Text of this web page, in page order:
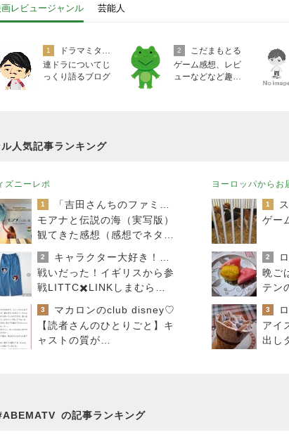
レビュージャンル 芸能人
1
ドラマミタロー
連ドラについてじ
っくり語るブログ
2
こだまもとる
ゲーム感想、レビ
ューなどなど趣味
人気記事ランキング
ズニーレポ
1
モアナと伝説の海（実写版）
観てきた感想（感想でネタバ
レあり）
2
戦いだった！イギリスから参
戦LITTC✖️LINKしまむらデ
ィズニーコラボ！ダッフィー
新商品の話
3
マカロンのclub disney♡
【読者さんのひとりごと】キ
ャストの質が…
ヨーロッパからお
1
ゲー
2
晩ご
テン
3
アイ
出し
ABEMATV の記事ランキング